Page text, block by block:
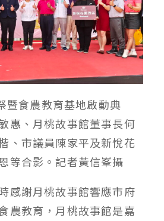
暨食農教育基地啟動典
惠、月桃故事館董事長何
、市議員陳家平及新悅花
等合影。記者黃信峯攝
感謝月桃故事館響應市府
農教育，月桃故事館是嘉